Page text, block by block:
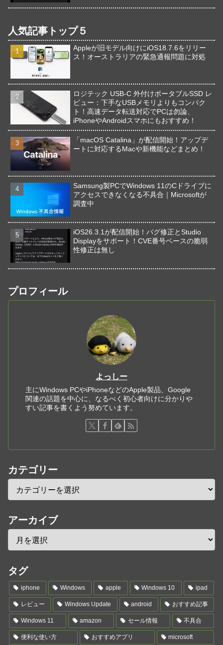
人気記事トップ５
Appleが旧モデル向けにiOS18.7.6をリリー
ス！オーストラリアの緊急通報問題に対処
ロジテック USB-C 外付けポータブルSSD レ
ビュー：下手なUSBメモリよりもコンパク
ト！高速データ転送対応でPCは勿論、
iPhoneやAndroidスマホにもおすすめ！
「macOS Catalina」が配信開始！アップデ
ートに対応するMacや新機能などまとめ！
Samsung製PCでWindows 11のCドライブに
アクセスできなくなる不具合｜Microsoftが
調査中
iOS26.3.1が配信開始！バグ修正とStudio
Displayをサポート！CVE番号ベースの脆弱
性修正は無し
プロフィール
よっしー
主にWindows PCやiPhoneなどのApple製品、Google
関連の話題を中心に、なるべく初心者向けに分かりや
すい記事を書くよう努めています。
カテゴリー
アーカイブ
タグ
iphone Windows apple Windows 10 ipad
レビュー Windows Update android おすすめ記事
Windows 11 amazon セール情報 不具合
便利な使い方 おすすめアプリ microsoft